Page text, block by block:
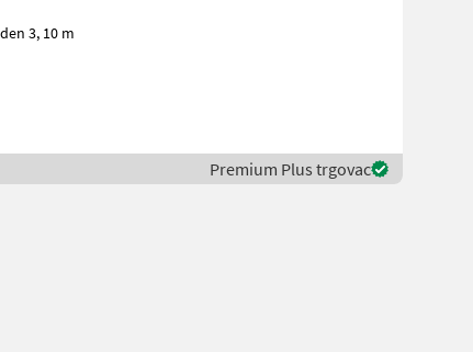
Premium Plus trgovac